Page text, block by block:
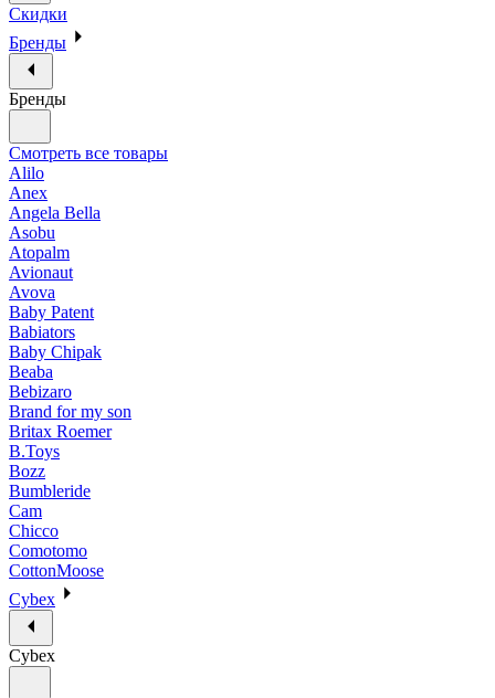
Скидки
Бренды
Бренды
Смотреть все товары
Alilo
Anex
Angela Bella
Asobu
Atopalm
Avionaut
Avova
Baby Patent
Babiators
Baby Chipak
Beaba
Bebizaro
Brand for my son
Britax Roemer
B.Toys
Bozz
Bumbleride
Cam
Chicco
Comotomo
CottonMoose
Cybex
Cybex